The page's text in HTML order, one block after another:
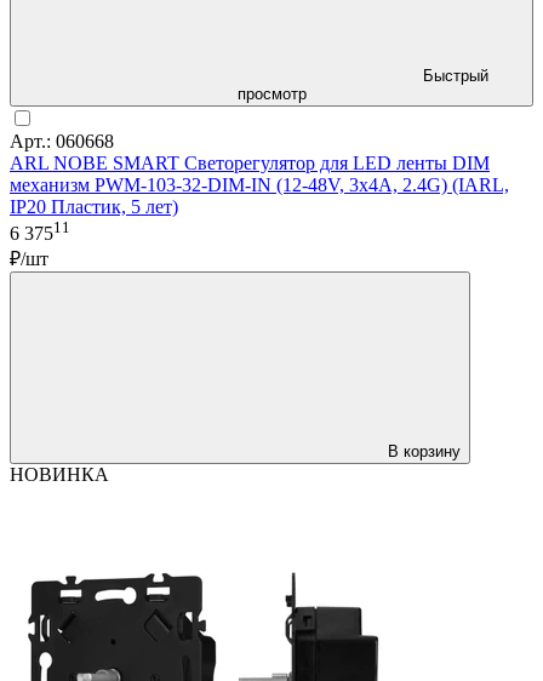
Быстрый
просмотр
Арт.: 060668
ARL NOBE SMART Светорегулятор для LED ленты DIM
механизм PWM-103-32-DIM-IN (12-48V, 3х4A, 2.4G) (IARL,
IP20 Пластик, 5 лет)
6 37511
₽/шт
В корзину
НОВИНКА